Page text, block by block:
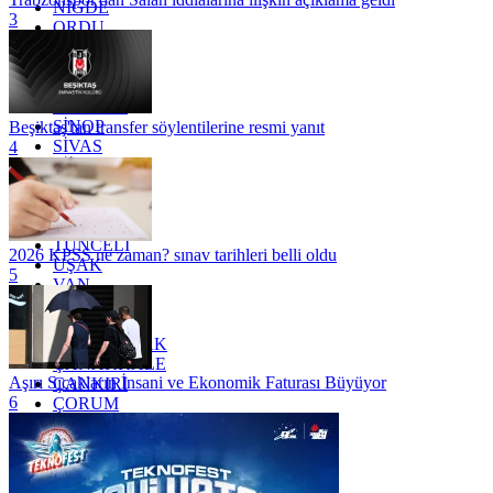
NİĞDE
ORDU
OSMANİYE
RİZE
SAKARYA
SİNOP
SİVAS
SİİRT
TEKİRDAĞ
TOKAT
TRABZON
TUNCELİ
UŞAK
VAN
YALOVA
YOZGAT
ZONGULDAK
ÇANAKKALE
ÇANKIRI
ÇORUM
İSTANBUL
İZMİR
ŞANLIURFA
ŞIRNAK
3
Beşiktaş'tan transfer söylentilerine resmi yanıt
4
2026 KPSS ne zaman? sınav tarihleri belli oldu
5
Aşırı Sıcakların İnsani ve Ekonomik Faturası Büyüyor
6